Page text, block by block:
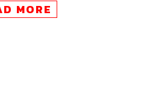
ย่างไร” สส.ในพรรคเลเบอร์คน
MORE